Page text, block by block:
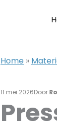
Home »
11 mei 2026Door